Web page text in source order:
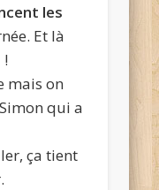
les
Et là
mais on
qui a
ça tient